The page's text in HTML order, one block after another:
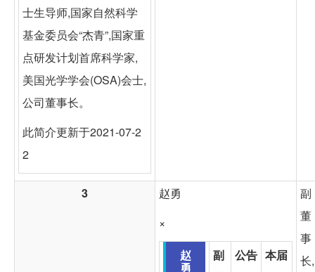
士生导师,国家自然科学
基金委员会“杰青”,国家重
点研发计划首席科学家,
美国光学学会(OSA)会士,
公司董事长。
此简介更新于2021-07-2
2
3
赵勇
×
赵
勇
副
公告 本届
副
董
事
长,